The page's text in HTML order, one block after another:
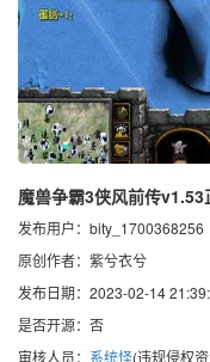
魔兽争霸3侠风前传
发布用户：bity_1700368256
原创作者：紫兮衣兮
发布日期：2023-02-14
是否开源：否
审核人员： 系统怪(违规侵权